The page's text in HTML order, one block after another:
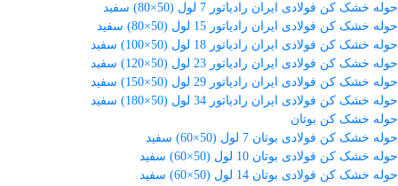
حوله خشک کن فولادی ایران رادیاتور 7 لول (50×80) سفید
حوله خشک کن فولادی ایران رادیاتور 15 لول (50×80) سفید
حوله خشک کن فولادی ایران رادیاتور 18 لول (50×100) سفید
حوله خشک کن فولادی ایران رادیاتور 23 لول (50×120) سفید
حوله خشک کن فولادی ایران رادیاتور 29 لول (50×150) سفید
حوله خشک کن فولادی ایران رادیاتور 34 لول (50×180) سفید
حوله خشک کن بوتان
حوله خشک کن فولادی بوتان 7 لول (50×60) سفید
حوله خشک کن فولادی بوتان 10 لول (50×60) سفید
حوله خشک کن فولادی بوتان 14 لول (50×60) سفید